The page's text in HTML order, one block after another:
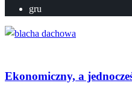
gru
Ekonomiczny, a